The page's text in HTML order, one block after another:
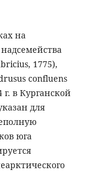
на
1775),
confluens
в Курганской
для
юга